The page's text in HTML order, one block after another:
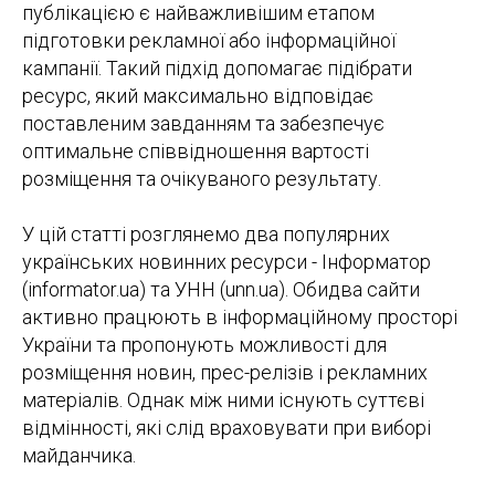
публікацією є найважливішим етапом
підготовки рекламної або інформаційної
кампанії. Такий підхід допомагає підібрати
ресурс, який максимально відповідає
поставленим завданням та забезпечує
оптимальне співвідношення вартості
розміщення та очікуваного результату.
У цій статті розглянемо два популярних
українських новинних ресурси - Інформатор
(informator.ua) та УНН (unn.ua). Обидва сайти
активно працюють в інформаційному просторі
України та пропонують можливості для
розміщення новин, прес-релізів і рекламних
матеріалів. Однак між ними існують суттєві
відмінності, які слід враховувати при виборі
майданчика.